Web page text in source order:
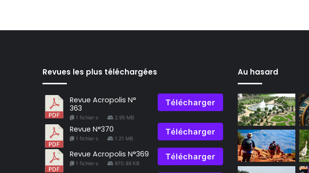
Revues les plus téléchargées
Revue Acropolis N°
363
1 fichier·s 2.95 MB
Télécharger
Revue N°370
1 fichier·s 1.21 MB
Télécharger
Revue Acropolis N°369
1 fichier·s 970.89 KB
Télécharger
Au hasard